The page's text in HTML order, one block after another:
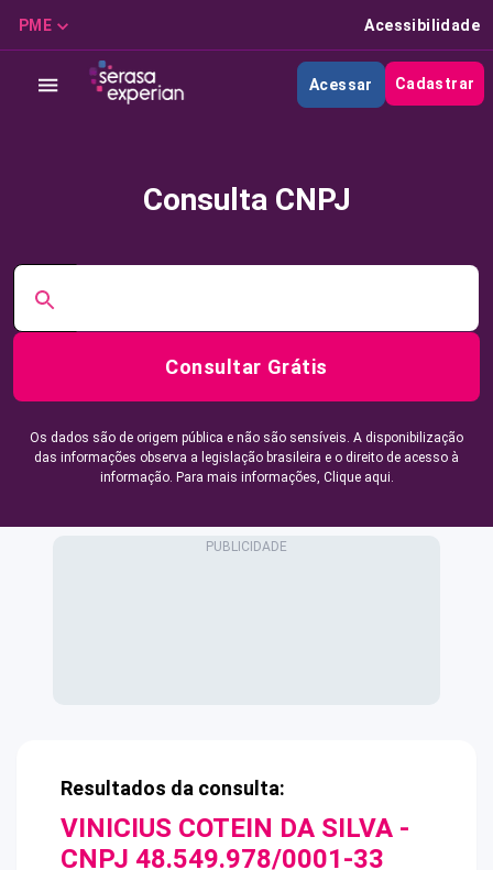
PME Acessibilidade
Acessar Cadastrar
Consulta CNPJ
Consultar Grátis
Os dados são de origem pública e não são sensíveis. A disponibilização
das informações observa a legislação brasileira e o direito de acesso à
informação. Para mais informações, Clique aqui.
Resultados da consulta:
VINICIUS COTEIN DA SILVA -
CNPJ 48.549.978/0001-33